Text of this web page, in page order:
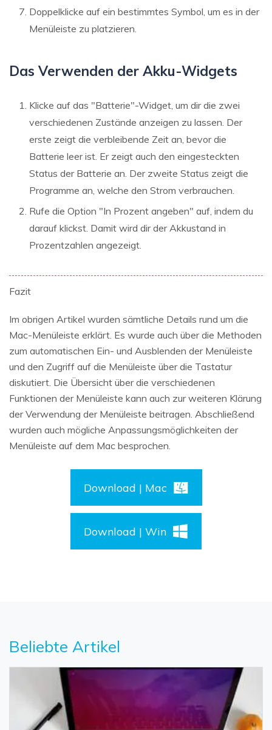
Doppelklicke auf ein bestimmtes Symbol, um es in der
Menüleiste zu platzieren.
Das Verwenden der Akku-Widgets
Klicke auf das "Batterie"-Widget, um dir die zwei
verschiedenen Zustände anzeigen zu lassen. Der
erste zeigt die verbleibende Zeit an, bevor die
Batterie leer ist. Er zeigt auch den eingesteckten
Status der Batterie an. Der zweite Status zeigt die
Programme an, welche den Strom verbrauchen.
Rufe die Option "In Prozent angeben" auf, indem du
darauf klickst. Damit wird dir der Akkustand in
Prozentzahlen angezeigt.
Fazit
Im obrigen Artikel wurden sämtliche Details rund um die
Mac-Menüleiste erklärt. Es wurde auch über die Methoden
zum automatischen Ein- und Ausblenden der Menüleiste
und den Zugriff auf die Menüleiste über die Tastatur
diskutiert. Die Übersicht über die verschiedenen
Funktionen der Menüleiste kann auch zur weiteren Klärung
der Verwendung der Menüleiste beitragen. Abschließend
wurden auch mögliche Anpassungsmöglichkeiten der
Menüleiste auf dem Mac besprochen.
Download | Mac
Download | Win
Beliebte Artikel